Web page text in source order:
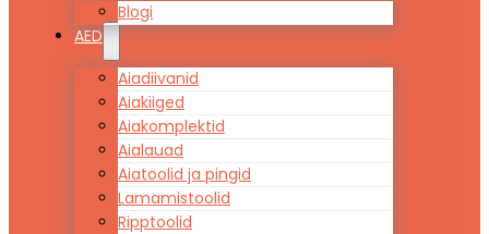
Blogi
AED
Aiadiivanid
Aiakiiged
Aiakomplektid
Aialauad
Aiatoolid ja pingid
Lamamistoolid
Ripptoolid